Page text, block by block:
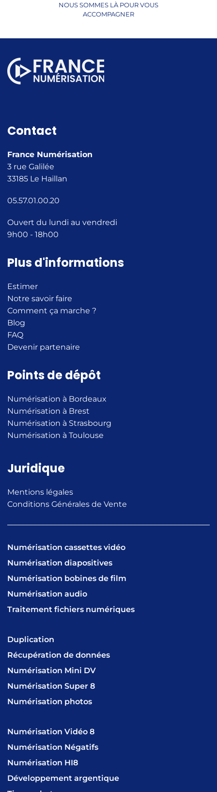
NOUS SOMMES LÀ POUR VOUS
ACCOMPAGNER
Contact
France Numérisation
3 rue Galilée
33185 Le Haillan
05.57.01.00.20
Ouvert du lundi au vendredi
9h00 - 18h00
Plus d'informations
Estimer
Notre savoir faire
Comment ça marche ?
Blog
FAQ
Devenir partenaire
Points de dépôt
Numérisation à Bordeaux
Numérisation à Brest
Numérisation à Strasbourg
Numérisation à Toulouse
Juridique
Mentions légales
Conditions Générales de Vente
Numérisation cassettes vidéo
Numérisation diapositives
Numérisation bobines de film
Numérisation audio
Traitement fichiers numériques
Duplication
Récupération de données
Numérisation Mini DV
Numérisation Super 8
Numérisation photos
Numérisation Vidéo 8
Numérisation Négatifs
Numérisation HI8
Développement argentique